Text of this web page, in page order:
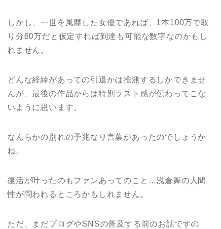
しかし、一世を風靡した女優であれば、1本100万で取
り分60万だと仮定すれば到達も可能な数字なのかもし
れません。
どんな経緯があっての引退かは推測するしかできませ
んが、最後の作品からは特別ラスト感が伝わってこな
いように思います。
なんらかの別れの予兆なり言葉があったのでしょうか
ね。
復活が叶ったのもファンあってのこと…浅倉舞の人間
性が問われるところかもしれません。
ただ、まだブログやSNSの普及する前のお話ですの